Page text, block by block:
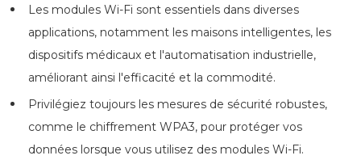
Les modules Wi-Fi sont essentiels dans diverses
applications, notamment les maisons intelligentes, les
dispositifs médicaux et l'automatisation industrielle,
améliorant ainsi l'efficacité et la commodité.
Privilégiez toujours les mesures de sécurité robustes,
comme le chiffrement WPA3, pour protéger vos
données lorsque vous utilisez des modules Wi-Fi.